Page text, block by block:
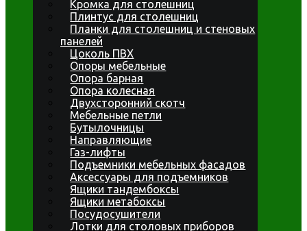
Кромка для столешниц
Плинтус для столешниц
Планки для столешниц и стеновых
панелей
Цоколь ПВХ
Опоры мебельные
Опора барная
Опора колесная
Двухсторонний скотч
Мебельные петли
Бутылочницы
Направляющие
Газ-лифты
Подъемники мебельных фасадов
Аксессуары для подъемников
Ящики тандембоксы
Ящики метабоксы
Посудосушители
Лотки для столовых приборов